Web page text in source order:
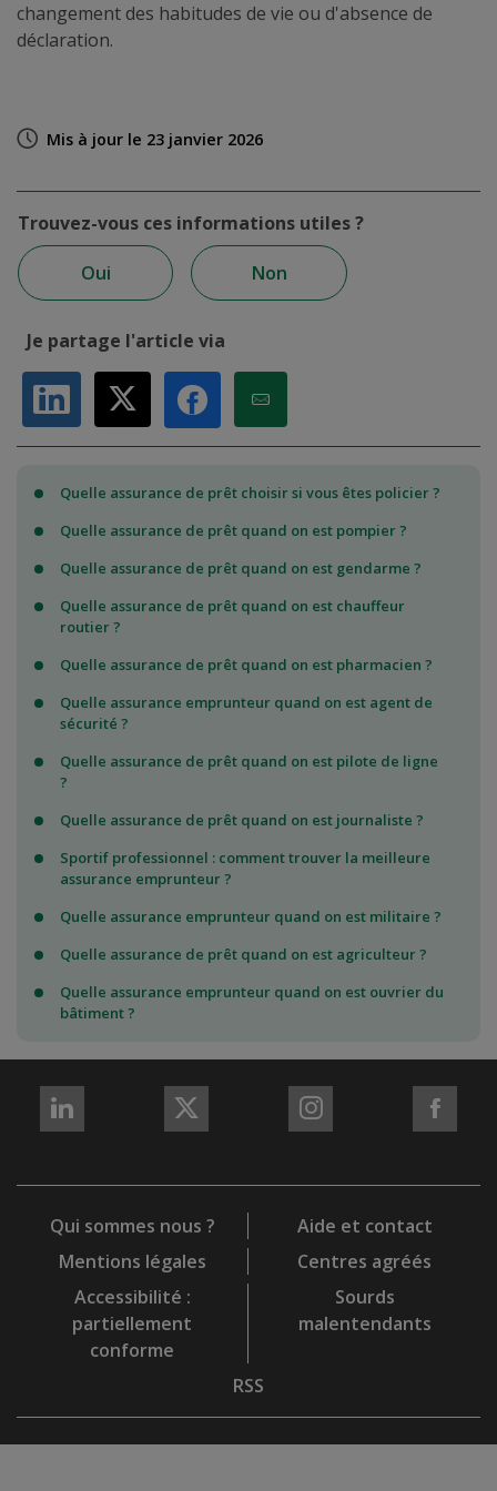
changement des habitudes de vie ou d'absence de
déclaration.
Mis à jour le 23 janvier 2026
Trouvez-vous ces informations utiles ?
Oui Non
Je partage l'article via
Partager sur LinkedIn
Partager sur XPartager sur Facebook
Partager par Email
Quelle assurance de prêt choisir si vous êtes policier ?
Quelle assurance de prêt quand on est pompier ?
Quelle assurance de prêt quand on est gendarme ?
Quelle assurance de prêt quand on est chauffeur
routier ?
Quelle assurance de prêt quand on est pharmacien ?
Quelle assurance emprunteur quand on est agent de
sécurité ?
Quelle assurance de prêt quand on est pilote de ligne
?
Quelle assurance de prêt quand on est journaliste ?
Sportif professionnel : comment trouver la meilleure
assurance emprunteur ?
Quelle assurance emprunteur quand on est militaire ?
Quelle assurance de prêt quand on est agriculteur ?
Quelle assurance emprunteur quand on est ouvrier du
bâtiment ?
REJOIGNEZ-
REJOIGNEZ-
Qui sommes nous ?
Aide et contact
Mentions légales
Centres agréés
Accessibilité :
partiellement
conforme
Sourds
malentendants
RSS